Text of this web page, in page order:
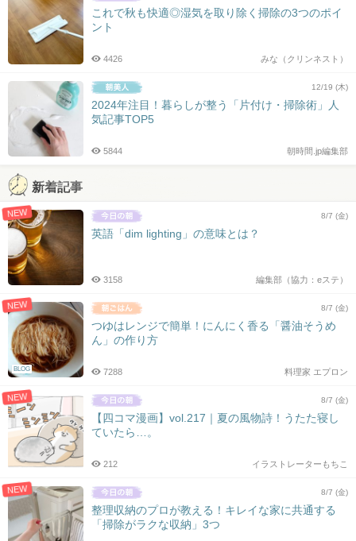
これで秋も快適◎湿気を取り除く掃除の3つのポイ
ント
みな（クリンネスト）
4426
12/19 (木)
2024年注目！暮らしが整う「片付け・掃除術」人
気記事TOP5
朝時間.jp編集部
5844
新着記事
NEW 8/7 (金)
英語「dim lighting」の意味とは？
編集部（協力：eステ）
3158
NEW
BLOG
8/7 (金)
つゆはレンジで簡単！にんにく香る「醤油そうめ
ん」の作り方
料理家 エプロン
7288
NEW 8/7 (金)
【四コマ漫画】vol.217｜夏の風物詩！うたた寝し
ていたら…。
イラストレーターもちこ
212
NEW 8/7 (金)
整理収納のプロが教える！キレイな家に共通する
「掃除がラクな収納」3つ